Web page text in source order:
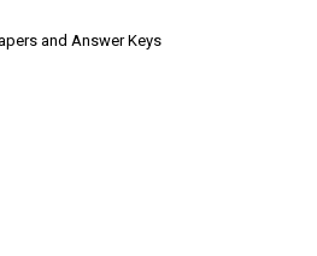
and Answer Keys